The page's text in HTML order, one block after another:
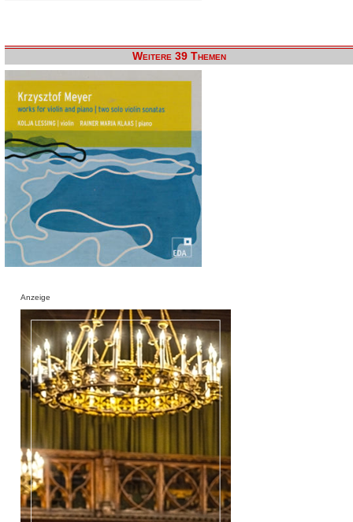
Weitere 39 Themen
Anzeige